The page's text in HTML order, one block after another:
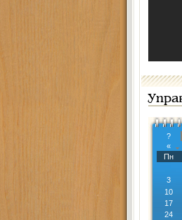
?
«
Пн
3
10
17
24